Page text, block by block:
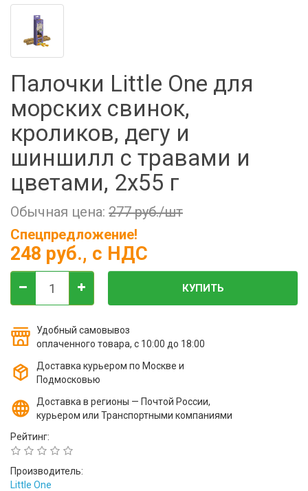
Фильтры молочные
Электронная маркировка коров
Держатели лизунцов
Палочки Little One для
морских свинок,
кроликов, дегу и
шиншилл с травами и
цветами, 2х55 г
Обычная цена: 277 руб./шт
Спецпредложение!
248 руб., с НДС
КУПИТЬ
Удобный самовывоз
оплаченного товара, с 10:00 до 18:00
Доставка курьером по Москве и
Подмосковью
Доставка в регионы — Почтой России,
курьером или Транспортными компаниями
Рейтинг:
Производитель:
Little One